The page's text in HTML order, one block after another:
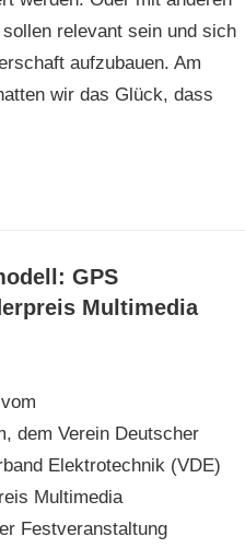
relevant sein und sich
aufzubauen. Am
wir das Glück, dass
GPS
Multimedia
dem Verein Deutscher
Elektrotechnik (VDE)
Multimedia
Festveranstaltung